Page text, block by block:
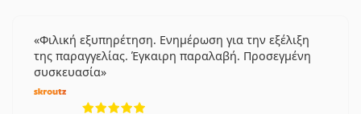
Φιλική εξυπηρέτηση. Ενημέρωση για την εξέλιξη
της παραγγελίας. Έγκαιρη παραλαβή. Προσεγμένη
συσκευασία